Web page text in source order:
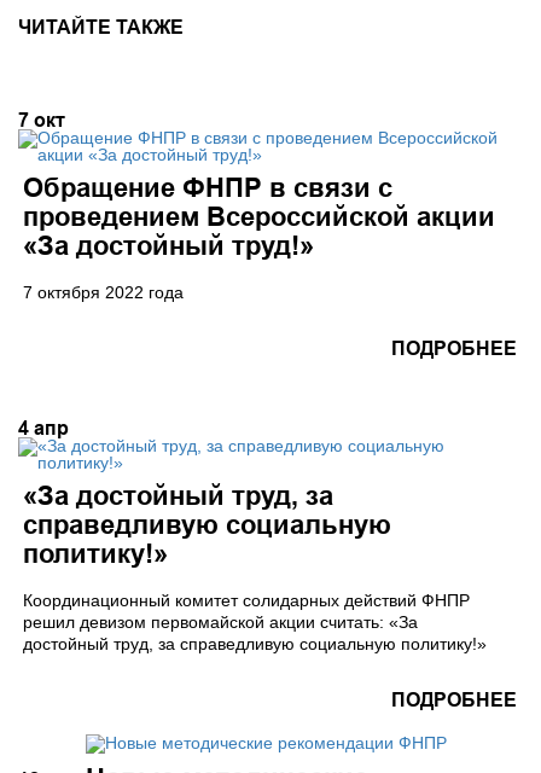
ЧИТАЙТЕ ТАКЖЕ
7 окт
Обращение ФНПР в связи с
проведением Всероссийской акции
«За достойный труд!»
7 октября 2022 года
ПОДРОБНЕЕ
4 апр
«За достойный труд, за
справедливую социальную
политику!»
Координационный комитет солидарных действий ФНПР
решил девизом первомайской акции считать: «За
достойный труд, за справедливую социальную политику!»
ПОДРОБНЕЕ